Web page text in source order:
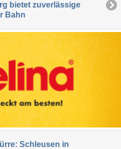
bietet zuverlässige
Bahn
Schleusen in